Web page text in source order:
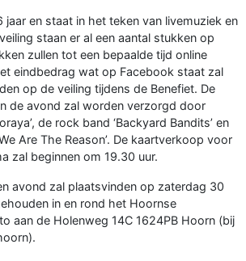
jaar en staat in het teken van livemuziek en
staan er al een aantal stukken op
zullen tot een bepaalde tijd online
eindbedrag wat op Facebook staat zal
op de veiling tijdens de Benefiet. De
de avond zal worden verzorgd door
de rock band ‘Backyard Bandits’ en
Are The Reason’. De kaartverkoop voor
zal beginnen om 19.30 uur.
avond zal plaatsvinden op zaterdag 30
in en rond het Hoornse
aan de Holenweg 14C 1624PB Hoorn (bij